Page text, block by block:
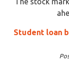
Student loan